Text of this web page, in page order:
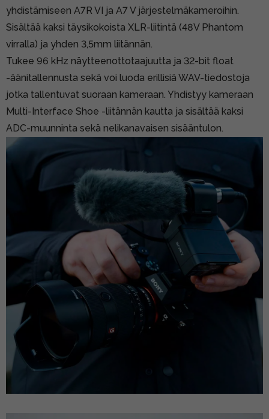
yhdistämiseen A7R VI ja A7 V järjestelmäkameroihin.
Sisältää kaksi täysikokoista XLR-liitintä (48V Phantom
virralla) ja yhden 3,5mm liitännän.
Tukee 96 kHz näytteenottotaajuutta ja 32-bit float
-äänitallennusta sekä voi luoda erillisiä WAV-tiedostoja
jotka tallentuvat suoraan kameraan. Yhdistyy kameraan
Multi-Interface Shoe -liitännän kautta ja sisältää kaksi
ADC-muunninta sekä nelikanavaisen sisääntulon.